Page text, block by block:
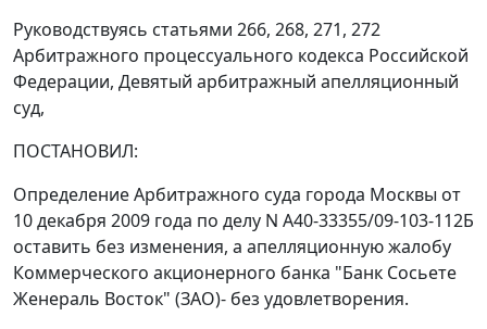
Руководствуясь статьями 266, 268, 271, 272
Арбитражного процессуального кодекса Российской
Федерации, Девятый арбитражный апелляционный
суд,
ПОСТАНОВИЛ:
Определение Арбитражного суда города Москвы от
10 декабря 2009 года по делу N А40-33355/09-103-112Б
оставить без изменения, а апелляционную жалобу
Коммерческого акционерного банка "Банк Сосьете
Женераль Восток" (ЗАО)- без удовлетворения.